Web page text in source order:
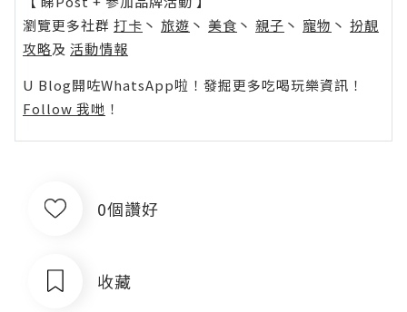
瀏覽更多社群 打卡 丶 旅遊 丶 美食 丶 親子 丶 寵物 丶 扮靚
攻略及 活動情報
U Blog開咗WhatsApp啦！發掘更多吃喝玩樂資訊！
Follow 我哋 ！
0個讚好
收藏